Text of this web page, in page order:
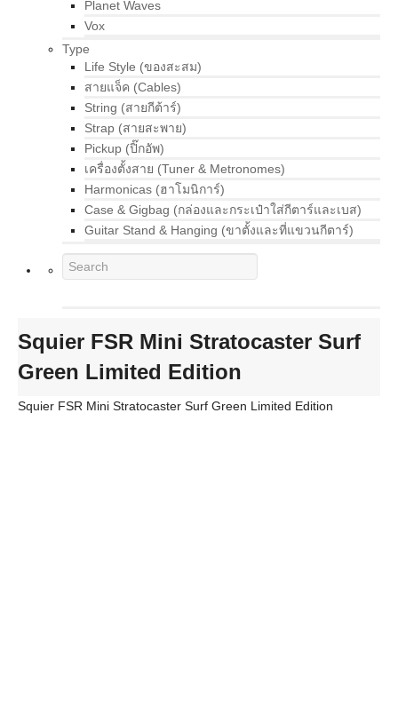
Planet Waves
Vox
Type
Life Style (ของสะสม)
สายแจ็ค (Cables)
String (สายกีต้าร์)
Strap (สายสะพาย)
Pickup (ปิ๊กอัพ)
เครื่องตั้งสาย (Tuner & Metronomes)
Harmonicas (ฮาโมนิการ์)
Case & Gigbag (กล่องและกระเป๋าใส่กีตาร์และเบส)
Guitar Stand & Hanging (ขาตั้งและที่แขวนกีตาร์)
Squier FSR Mini Stratocaster Surf
Green Limited Edition
Squier FSR Mini Stratocaster Surf Green Limited Edition